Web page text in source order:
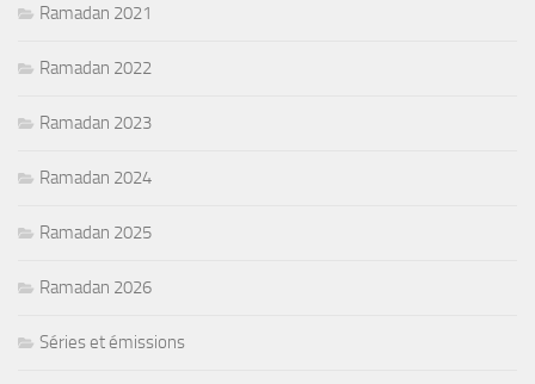
Ramadan 2021
Ramadan 2022
Ramadan 2023
Ramadan 2024
Ramadan 2025
Ramadan 2026
Séries et émissions